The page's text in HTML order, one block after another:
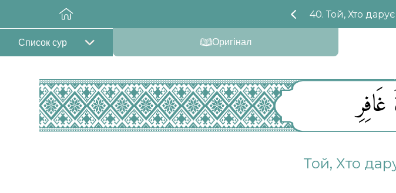
40. Той, Хто
Список сур Оригінал
Той, Хто